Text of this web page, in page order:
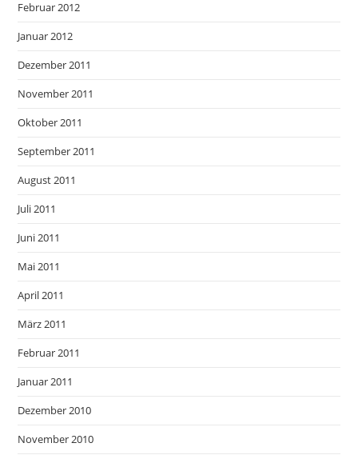
Februar 2012
Januar 2012
Dezember 2011
November 2011
Oktober 2011
September 2011
August 2011
Juli 2011
Juni 2011
Mai 2011
April 2011
März 2011
Februar 2011
Januar 2011
Dezember 2010
November 2010